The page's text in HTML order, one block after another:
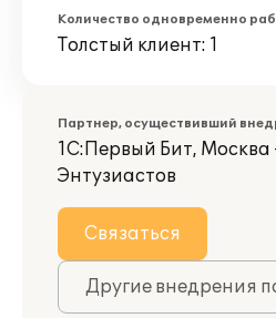
Количество одновременно
Толстый клиент: 1
Партнер, осуществивший
1С:Первый Бит, Москва
Энтузиастов
Связаться
Другие внедрения